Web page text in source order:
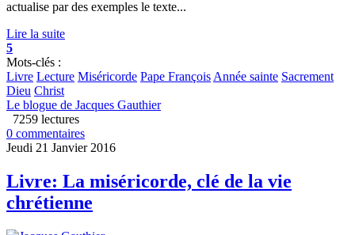
actualise par des exemples le texte...
Lire la suite
5
Mots-clés :
Livre Lecture Miséricorde Pape François Année sainte Sacrement
Dieu Christ
Le blogue de Jacques Gauthier
7259 lectures
0 commentaires
Jeudi 21 Janvier 2016
Livre: La miséricorde, clé de la vie
chrétienne